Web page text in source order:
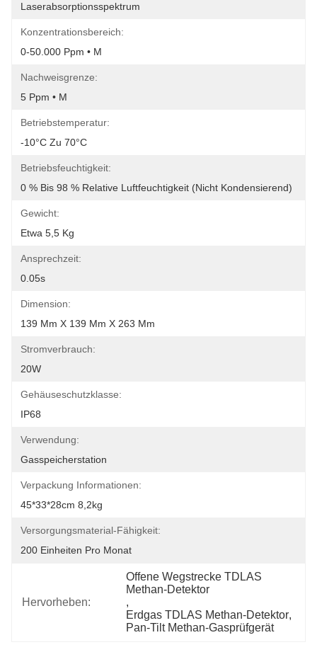
Laserabsorptionsspektrum
Konzentrationsbereich:
0-50.000 Ppm • M
Nachweisgrenze:
5 Ppm • M
Betriebstemperatur:
-10°C Zu 70°C
Betriebsfeuchtigkeit:
0 % Bis 98 % Relative Luftfeuchtigkeit (nicht Kondensierend)
Gewicht:
Etwa 5,5 Kg
Ansprechzeit:
0.05s
Dimension:
139 Mm X 139 Mm X 263 Mm
Stromverbrauch:
20W
Gehäuseschutzklasse:
IP68
Verwendung:
Gasspeicherstation
Verpackung Informationen:
45*33*28cm 8,2kg
Versorgungsmaterial-Fähigkeit:
200 Einheiten Pro Monat
Hervorheben:
Offene Wegstrecke TDLAS
Methan-Detektor
,
Erdgas TDLAS Methan-Detektor
Pan-Tilt Methan-Gasprüfgerät